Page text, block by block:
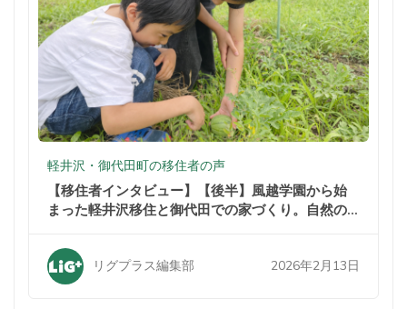
軽井沢・御代田町の移住者の声
【移住者インタビュー】【後半】風越学園から始
まった軽井沢移住と御代田での家づくり。自然の
リグプラス編集部 2026年2月13日